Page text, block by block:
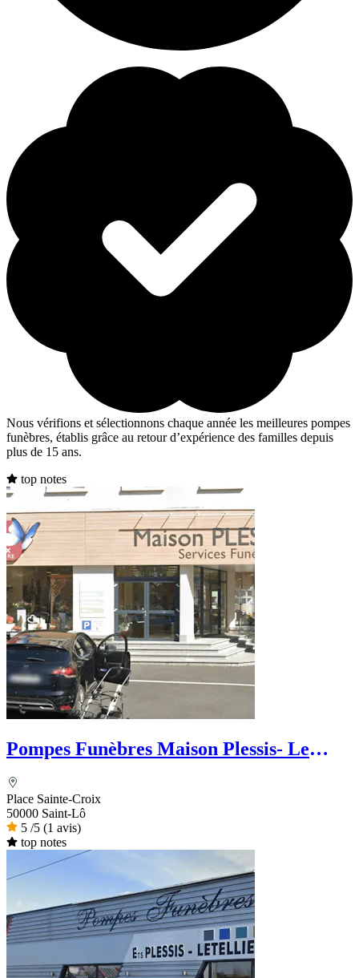
Nous vérifions et sélectionnons chaque année les meilleures pompes
funèbres, établis grâce au retour d’expérience des familles depuis
plus de 15 ans.
top notes
Pompes Funèbres Maison Plessis- Le
Place Sainte-Croix
50000 Saint-Lô
5 /5 (1 avis)
top notes